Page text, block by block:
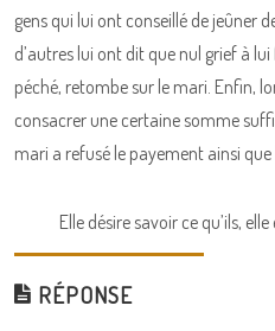
gens qui lui ont conseillé de jeûner
d’autres lui ont dit que nul grief à
péché, retombe sur le mari. Enfin,
consacrer une certaine somme
mari a refusé le payement ainsi
Elle désire savoir ce qu’ils,
RÉPONSE